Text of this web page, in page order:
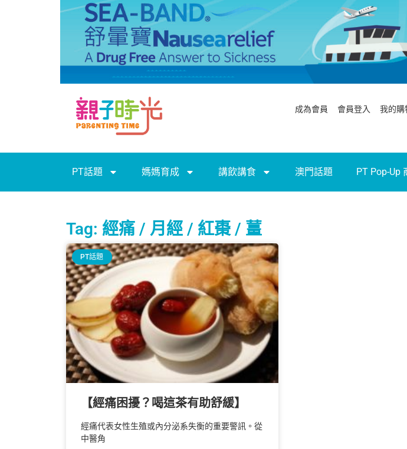
成為會員 會員登入 我的購
PT話題 媽媽育成 講飲講食 澳門話題 PT Pop-Up
Tag: 經痛 / 月經 / 紅棗 / 薑
PT話題
【經痛困擾？喝這茶有助舒緩】
經痛代表女性生殖或內分泌系失衡的重要警訊。從
中醫角